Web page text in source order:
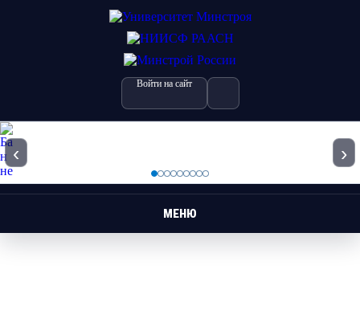
Войти на сайт
‹ ›
МЕНЮ